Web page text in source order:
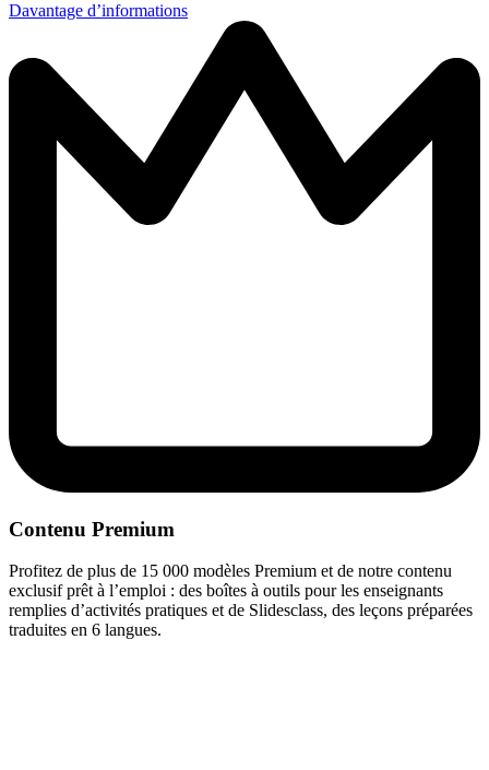
Davantage d’informations
Contenu Premium
Profitez de plus de 15 000 modèles Premium et de notre contenu
exclusif prêt à l’emploi : des boîtes à outils pour les enseignants
remplies d’activités pratiques et de Slidesclass, des leçons préparées
traduites en 6 langues.